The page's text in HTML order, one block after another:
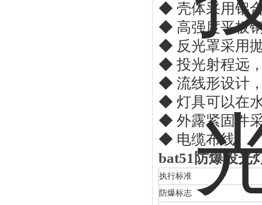
◆ 壳体采用铝
◆ 高强度平板
◆ 反光罩采用
◆ 投光射程远
◆ 流线形设计
◆ 灯具可以在
◆ 外露紧固件
◆ 电缆布线。
bat51 防爆投光
执行标准
防爆标志